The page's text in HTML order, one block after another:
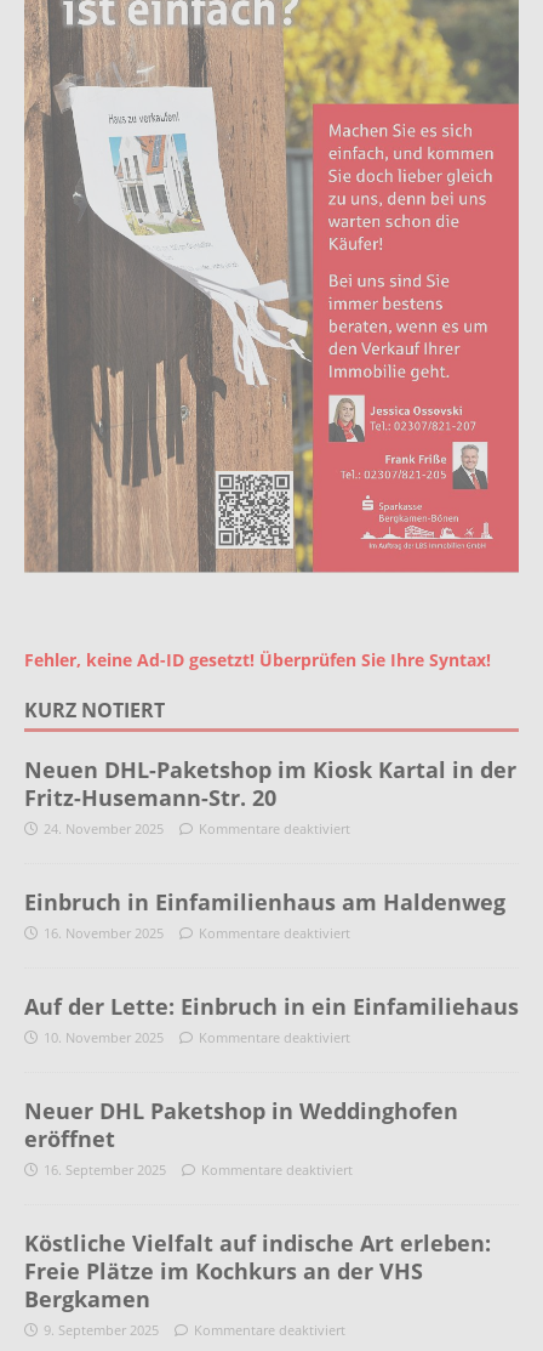
Fehler, keine Ad-ID gesetzt! Überprüfen Sie Ihre Syntax!
KURZ NOTIERT
Neuen DHL-Paketshop im Kiosk Kartal in der
Fritz-Husemann-Str. 20
24. November 2025 Kommentare deaktiviert
Einbruch in Einfamilienhaus am Haldenweg
16. November 2025 Kommentare deaktiviert
Auf der Lette: Einbruch in ein Einfamiliehaus
10. November 2025 Kommentare deaktiviert
Neuer DHL Paketshop in Weddinghofen
eröffnet
16. September 2025 Kommentare deaktiviert
Köstliche Vielfalt auf indische Art erleben:
Freie Plätze im Kochkurs an der VHS
Bergkamen
9. September 2025 Kommentare deaktiviert